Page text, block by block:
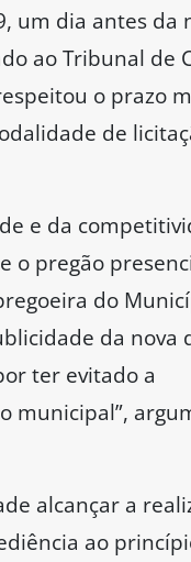
um dia antes da
ao Tribunal de
o prazo
de
e da
o pregão
do
da nova
ter evitado a
municipal”,
alcançar a
ao